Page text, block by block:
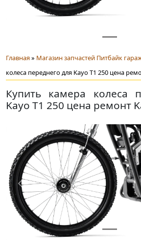
Главная » Магазин запчастей Питбайк
колеса переднего для Kayo T1 250 цена
Купить камера колеса
Kayo T1 250 цена ремонт
Предыдущий